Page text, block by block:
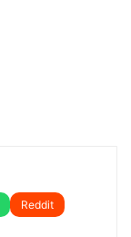
Reddit